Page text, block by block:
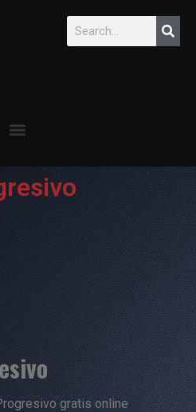
gratis online